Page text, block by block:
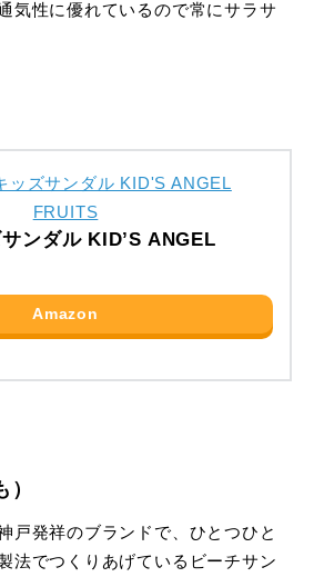
気性に優れているので常にサラサ
ンダル KID’S ANGEL
Amazon
戸発祥のブランドで、ひとつひと
法でつくりあげているビーチサン